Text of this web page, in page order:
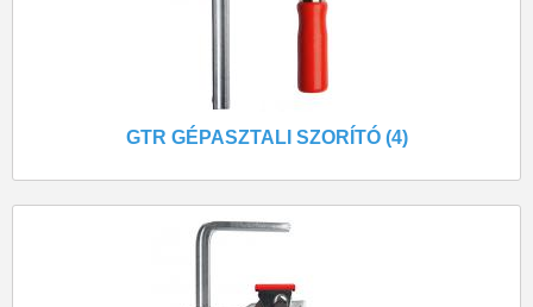
GTR GÉPASZTALI SZORÍTÓ (4)